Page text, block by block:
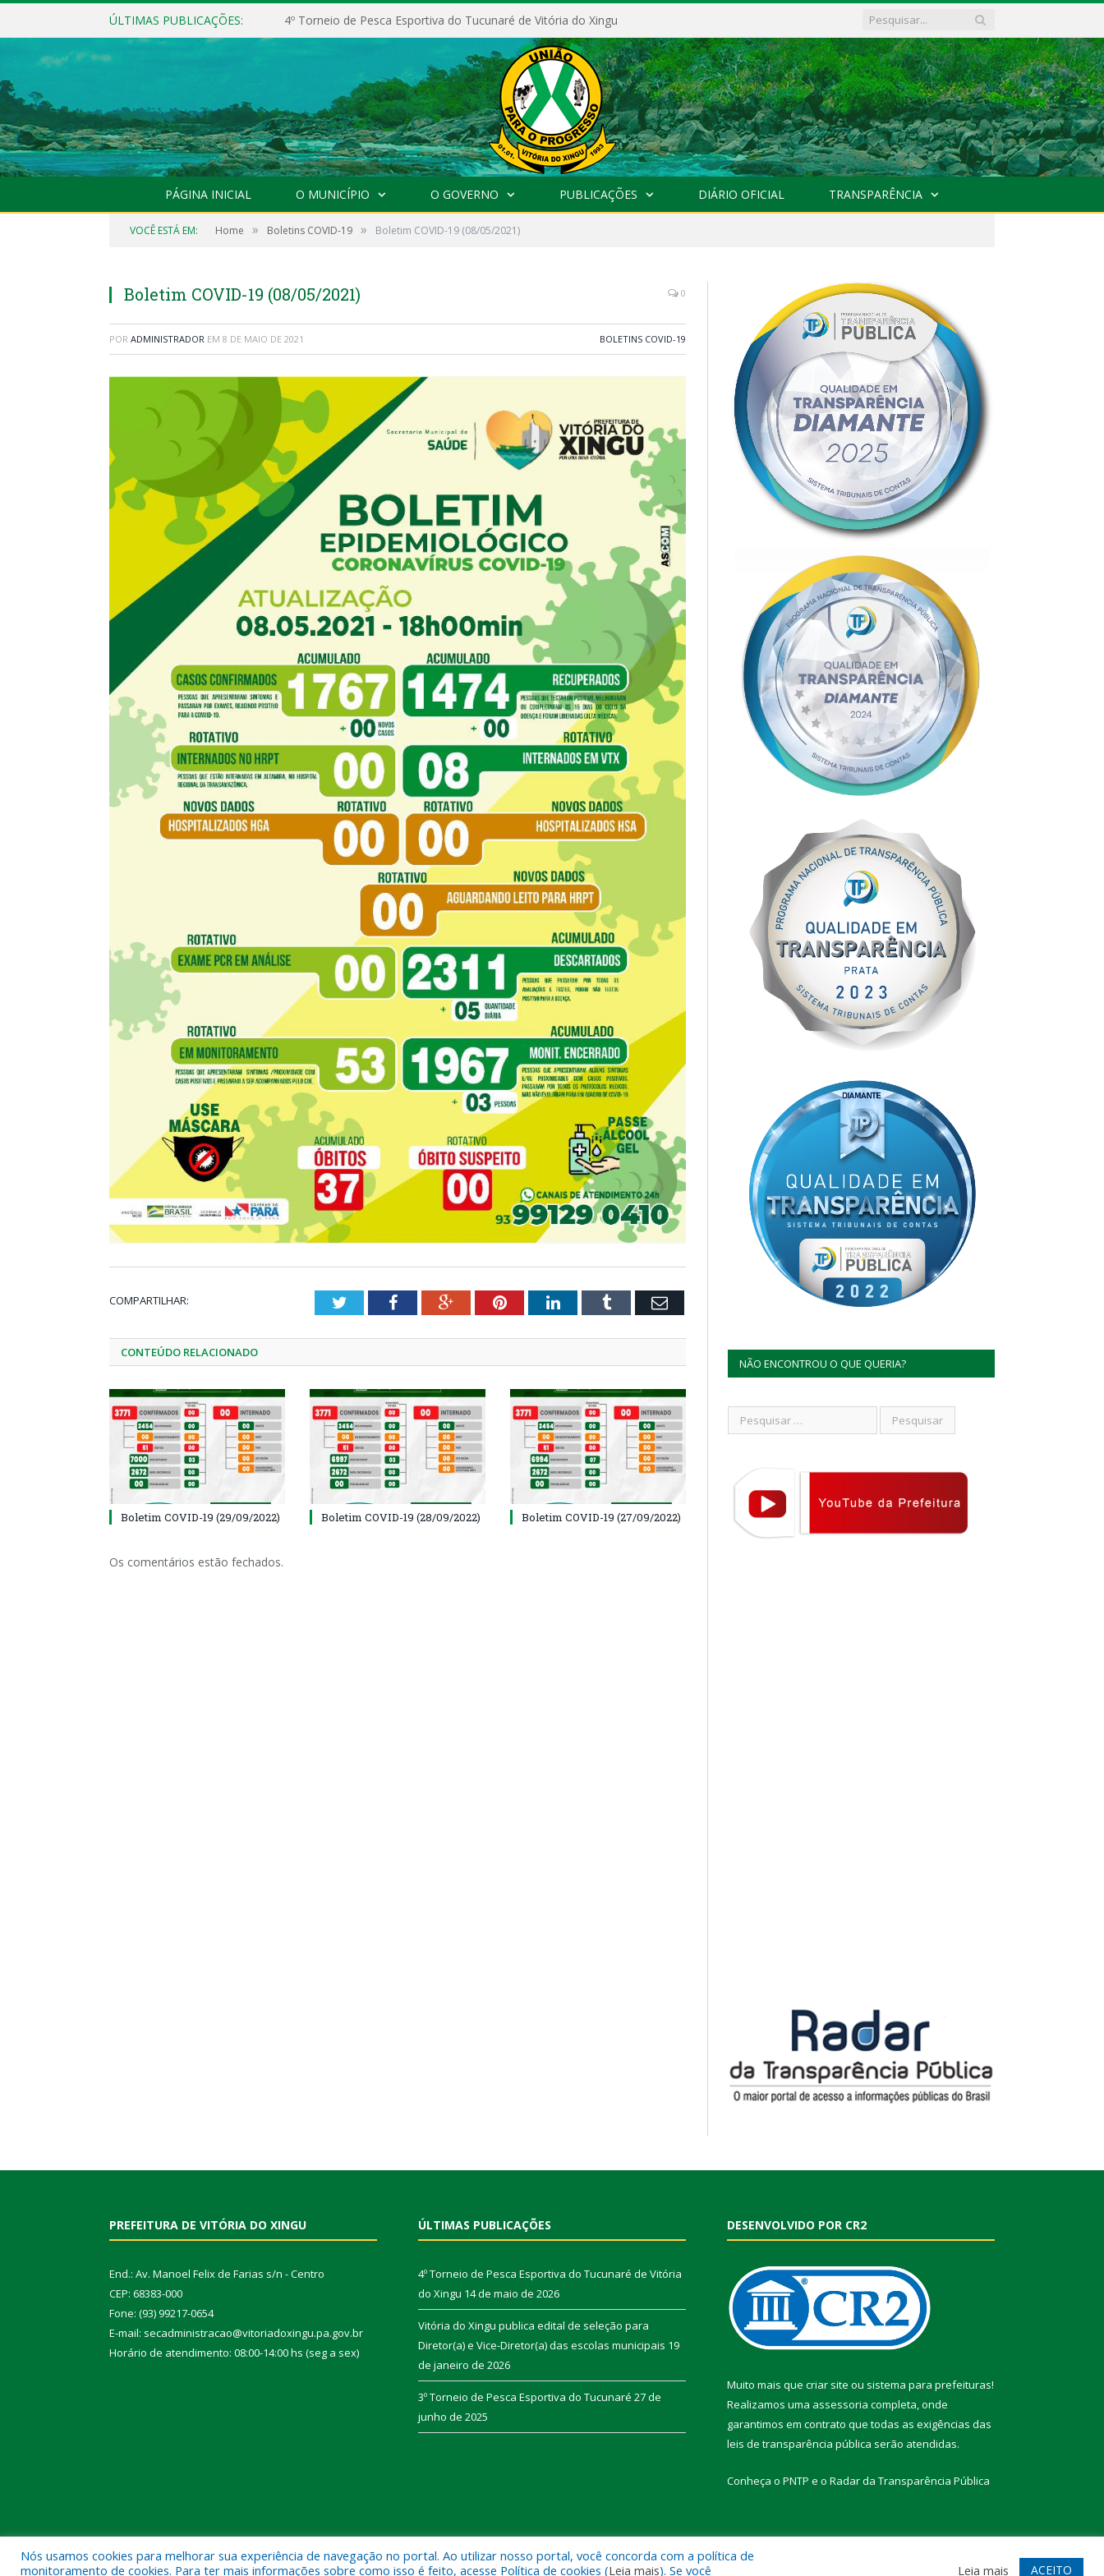
ÚLTIMAS PUBLICAÇÕES: 4º Torneio de Pesca Esportiva do Tucunaré de Vitória do Xingu
PÁGINA INICIAL O MUNICÍPIO O GOVERNO PUBLICAÇÕES DIÁRIO OFICIAL TRANSPARÊNCIA
VOCÊ ESTÁ EM: Home » Boletins COVID-19 » Boletim COVID-19 (08/05/2021)
Boletim COVID-19 (08/05/2021) 0
POR ADMINISTRADOR EM 8 DE MAIO DE 2021 BOLETINS COVID-19
COMPARTILHAR: TwitterFacebookGoogle+PinterestLinkedInTumblr Email
CONTEÚDO RELACIONADO
Boletim COVID-19 (29/09/2022) Boletim COVID-19 (28/09/2022) Boletim COVID-19 (27/09/2022)
Os comentários estão fechados.
NÃO ENCONTROU O QUE QUERIA?
PREFEITURA DE VITÓRIA DO XINGU
End.: Av. Manoel Felix de Farias s/n - Centro
CEP: 68383-000
Fone: (93) 99217-0654
E-mail: secadministracao@vitoriadoxingu.pa.gov.br
Horário de atendimento: 08:00-14:00 hs (seg a sex)
ÚLTIMAS PUBLICAÇÕES
4º Torneio de Pesca Esportiva do Tucunaré de Vitória
do Xingu 14 de maio de 2026
Vitória do Xingu publica edital de seleção para
Diretor(a) e Vice-Diretor(a) das escolas municipais 19
de janeiro de 2026
3º Torneio de Pesca Esportiva do Tucunaré 27 de
junho de 2025
DESENVOLVIDO POR CR2
Muito mais que criar site ou sistema para prefeituras!
Realizamos uma assessoria completa, onde
garantimos em contrato que todas as exigências das
leis de transparência pública serão atendidas.
Conheça o PNTP e o Radar da Transparência Pública
Todos os direitos reservados a Prefeitura Municipal de Vitória do Xingu. Mapa do Site Acessar Webmail
Nós usamos cookies para melhorar sua experiência de navegação no portal. Ao utilizar nosso portal, você concorda com a política de
monitoramento de cookies. Para ter mais informações sobre como isso é feito, acesse Política de cookies (Leia mais). Se você Leia mais ACEITO